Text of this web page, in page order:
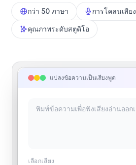
กว่า 50 ภาษา การโคลนเสียง
คุณภาพระดับสตูดิโอ
แปลงข้อความเป็นเสียงพูด
เลือกเสียง